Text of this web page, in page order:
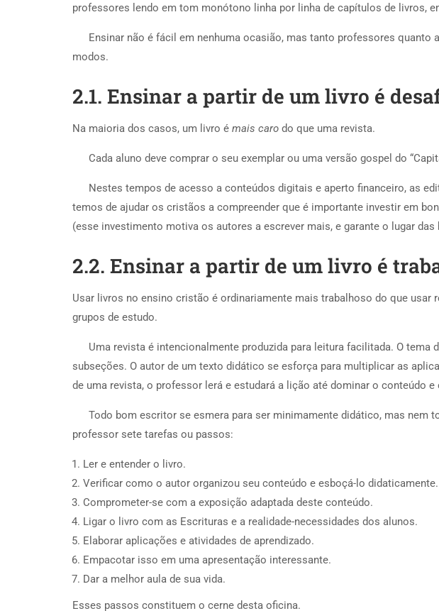
professores lendo em tom monótono linha por linha de capítulos de livros,
Ensinar não é fácil em nenhuma ocasião, mas tanto professores
modos.
2.1. Ensinar a partir de um livro é
Na maioria dos casos, um livro é mais caro do que uma revista.
Cada aluno deve comprar o seu exemplar ou uma versão gospel do
Nestes tempos de acesso a conteúdos digitais e aperto financeiro, as
temos de ajudar os cristãos a compreender que é importante investir em
(esse investimento motiva os autores a escrever mais, e garante o lugar
2.2. Ensinar a partir de um livro é
Usar livros no ensino cristão é ordinariamente mais trabalhoso do que
grupos de estudo.
Uma revista é intencionalmente produzida para leitura facilitada. O
subseções. O autor de um texto didático se esforça para multiplicar as
de uma revista, o professor lerá e estudará a lição até dominar o conteúdo
Todo bom escritor se esmera para ser minimamente didático, mas nem
professor sete tarefas ou passos:
Ler e entender o livro.
Verificar como o autor organizou seu conteúdo e esboçá-lo didaticamente.
Comprometer-se com a exposição adaptada deste conteúdo.
Ligar o livro com as Escrituras e a realidade-necessidades dos alunos.
Elaborar aplicações e atividades de aprendizado.
Empacotar isso em uma apresentação interessante.
Dar a melhor aula de sua vida.
Esses passos constituem o cerne desta oficina.